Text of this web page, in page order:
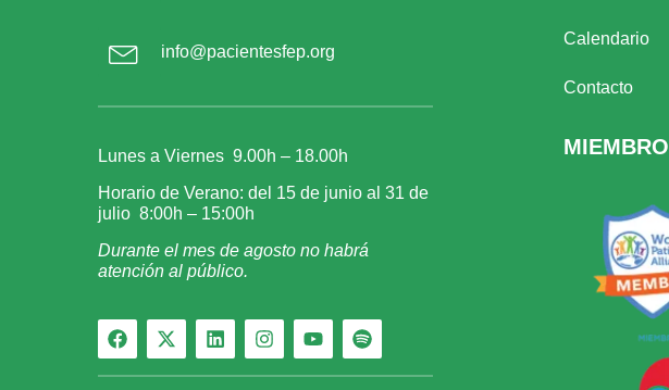
info@pacientesfep.org
Lunes a Viernes 9.00h – 18.00h
Horario de Verano: del 15 de junio al 31 de
julio 8:00h – 15:00h
Durante el mes de agosto no habrá
atención al público.
Calendario
Contacto
MIEMBRO